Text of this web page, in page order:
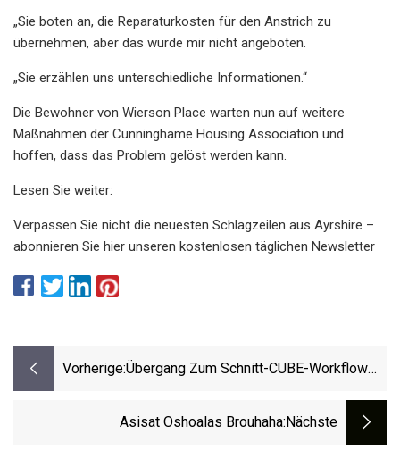
„Sie boten an, die Reparaturkosten für den Anstrich zu
übernehmen, aber das wurde mir nicht angeboten.
„Sie erzählen uns unterschiedliche Informationen.“
Die Bewohner von Wierson Place warten nun auf weitere
Maßnahmen der Cunninghame Housing Association und
hoffen, dass das Problem gelöst werden kann.
Lesen Sie weiter:
Verpassen Sie nicht die neuesten Schlagzeilen aus Ayrshire –
abonnieren Sie hier unseren kostenlosen täglichen Newsletter
Vorherige:Übergang Zum Schnitt-CUBE-Workflow
Organoiden Mit Lokalisierter
Asisat Oshoalas Brouhaha:nächste